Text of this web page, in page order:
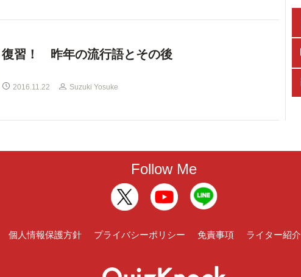
復習！ 昨年の流行語とその後
2016.11.22 Suzuki Yosuke
Follow Me
個人情報保護方針 プライバシーポリシー 免責事項 ライター紹介